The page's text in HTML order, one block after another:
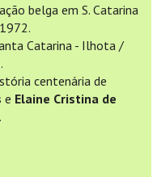
belga em S. Catarina
Catarina - Ilhota /
centenária de
e Elaine Cristina de